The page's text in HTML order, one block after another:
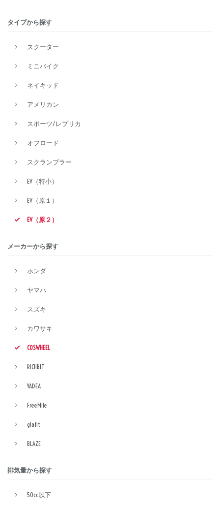
タイプから探す
スクーター
ミニバイク
ネイキッド
アメリカン
スポーツ/レプリカ
オフロード
スクランブラー
EV（特小）
EV（原１）
EV（原２）
メーカーから探す
ホンダ
ヤマハ
スズキ
カワサキ
COSWHEEL
RICHBIT
YADEA
FreeMile
glafit
BLAZE
排気量から探す
50cc以下
排気量
価格